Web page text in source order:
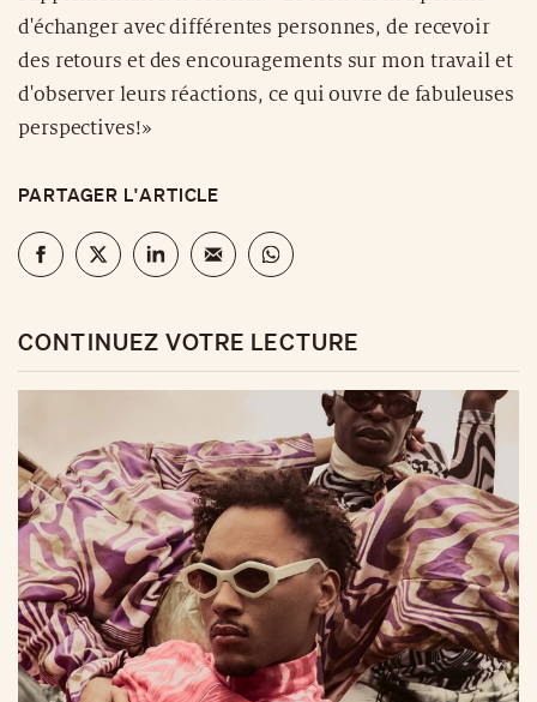
d'échanger avec différentes personnes, de recevoir
des retours et des encouragements sur mon travail et
d'observer leurs réactions, ce qui ouvre de fabuleuses
perspectives!»
PARTAGER L'ARTICLE
CONTINUEZ VOTRE LECTURE